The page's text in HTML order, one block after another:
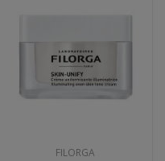
FILORGA